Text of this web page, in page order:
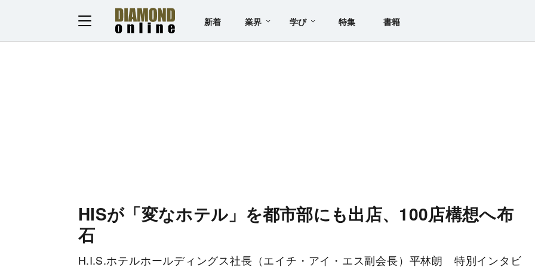
新着 業界 学び 特集 書籍
HISが「変なホテル」を都市部にも出店、100店構想へ布
石
H.I.S.ホテルホールディングス社長（エイチ・アイ・エス副会長）平林朗 特別インタビ